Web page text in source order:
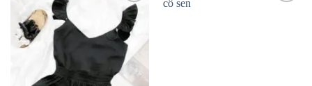
Add to
wishlist